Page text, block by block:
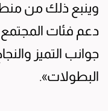
وينبع ذلك من
دعم فئات المجتمع
جوانب التميز
البطولات».